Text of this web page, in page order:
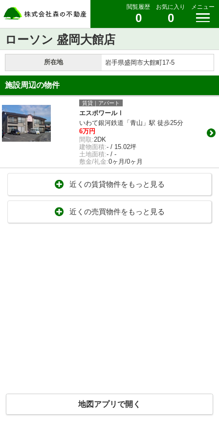
閲覧履歴
0
お気に入り
0
メニュー
ローソン 盛岡大館店
所在地 岩手県盛岡市大館町17-5
施設周辺の物件
賃貸｜アパート
エスポワールⅠ
いわて銀河鉄道「青山」駅 徒歩25分
6万円
間取:2DK
建物面積:- / 15.02坪
土地面積:- / -
敷金/礼金:0ヶ月/0ヶ月
近くの賃貸物件をもっと見る
近くの売買物件をもっと見る
地図アプリで開く